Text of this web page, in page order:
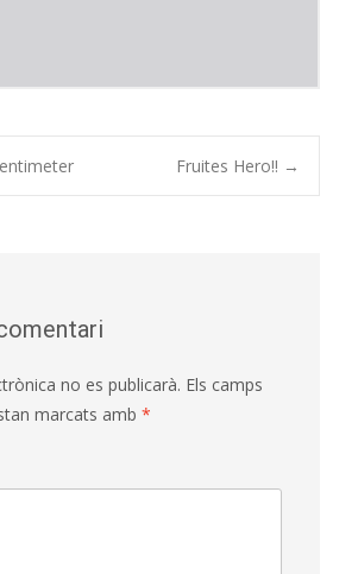
Fruites Hero!! →
no es publicarà. Els camps
marcats amb *